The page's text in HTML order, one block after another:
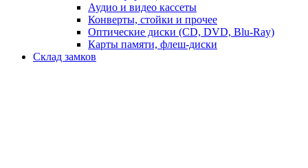
Аудио и видео кассеты
Конверты, стойки и прочее
Оптические диски (CD, DVD, Blu-Ray)
Карты памяти, флеш-диски
Склад замков